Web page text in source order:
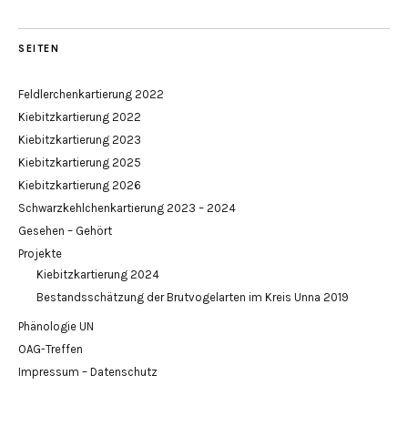
SEITEN
Feldlerchenkartierung 2022
Kiebitzkartierung 2022
Kiebitzkartierung 2023
Kiebitzkartierung 2025
Kiebitzkartierung 2026
Schwarzkehlchenkartierung 2023 – 2024
Gesehen – Gehört
Projekte
Kiebitzkartierung 2024
Bestandsschätzung der Brutvogelarten im Kreis Unna 2019
Phänologie UN
OAG-Treffen
Impressum – Datenschutz